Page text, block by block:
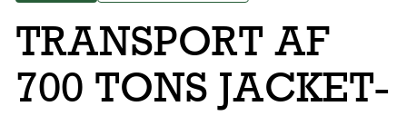
TRANSPORT AF
700 TONS JACKET-